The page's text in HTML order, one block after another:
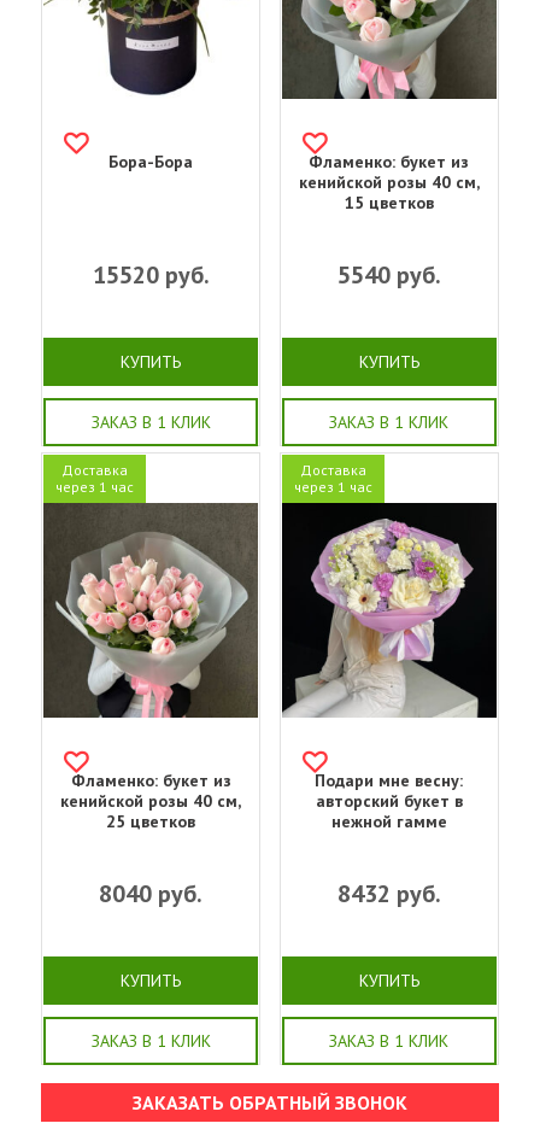
Бора-Бора
15520руб.
КУПИТЬ
ЗАКАЗ В 1 КЛИК
Фламенко: букет из
кенийской розы 40 см,
15 цветков
5540руб.
КУПИТЬ
ЗАКАЗ В 1 КЛИК
Доставка
через 1 час
Фламенко: букет из
кенийской розы 40 см,
25 цветков
8040 руб.
КУПИТЬ
ЗАКАЗ В 1 КЛИК
Доставка
через 1 час
Подари мне весну:
авторский букет в
нежной гамме
8432 руб.
КУПИТЬ
ЗАКАЗ В 1 КЛИК
ЗАКАЗАТЬ ОБРАТНЫЙ ЗВОНОК